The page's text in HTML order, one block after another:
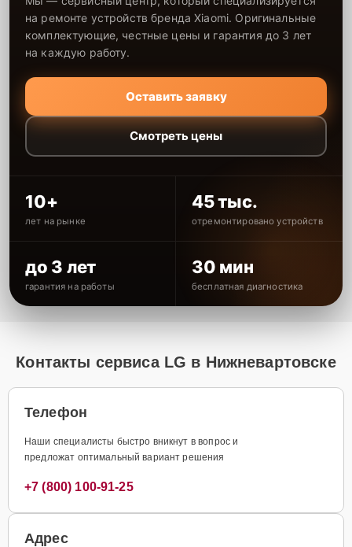
на ремонте устройств бренда Xiaomi. Оригинальные
комплектующие, честные цены и гарантия до 3 лет
на каждую работу.
Оставить заявку
Смотреть цены
10+
лет на рынке
45 тыс.
отремонтировано устройств
до 3 лет
гарантия на работы
30 мин
бесплатная диагностика
Контакты сервиса LG в Нижневартовске
Телефон
Наши специалисты быстро вникнут в вопрос и
предложат оптимальный вариант решения
+7 (800) 100-91-25
Адрес